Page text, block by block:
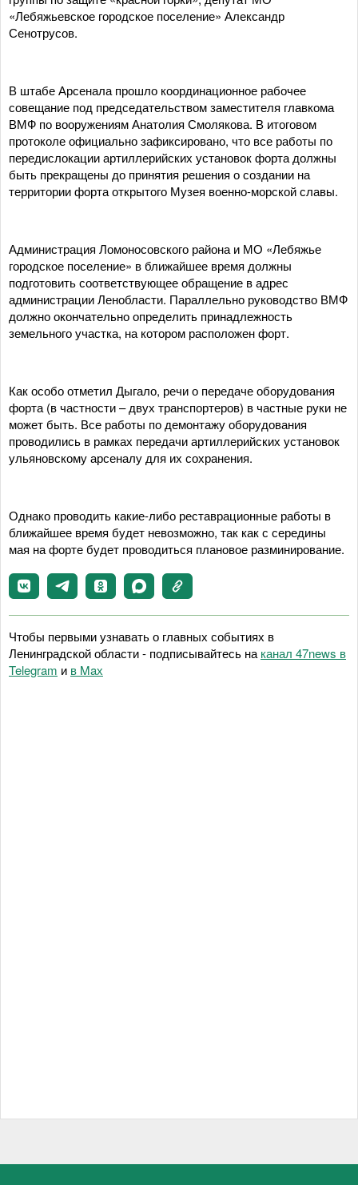
«Лебяжьевское городское поселение» Александр
Сенотрусов.
В штабе Арсенала прошло координационное рабочее
совещание под председательством заместителя главкома
ВМФ по вооружениям Анатолия Смолякова. В итоговом
протоколе официально зафиксировано, что все работы по
передислокации артиллерийских установок форта должны
быть прекращены до принятия решения о создании на
территории форта открытого Музея военно-морской славы.
Администрация Ломоносовского района и МО «Лебяжье
городское поселение» в ближайшее время должны
подготовить соответствующее обращение в адрес
администрации Ленобласти. Параллельно руководство ВМФ
должно окончательно определить принадлежность
земельного участка, на котором расположен форт.
Как особо отметил Дыгало, речи о передаче оборудования
форта (в частности – двух транспортеров) в частные руки не
может быть. Все работы по демонтажу оборудования
проводились в рамках передачи артиллерийских установок
ульяновскому арсеналу для их сохранения.
Однако проводить какие-либо реставрационные работы в
ближайшее время будет невозможно, так как с середины
мая на форте будет проводиться плановое разминирование.
Чтобы первыми узнавать о главных событиях в
Ленинградской области - подписывайтесь на канал 47news в
Telegram и в Maх